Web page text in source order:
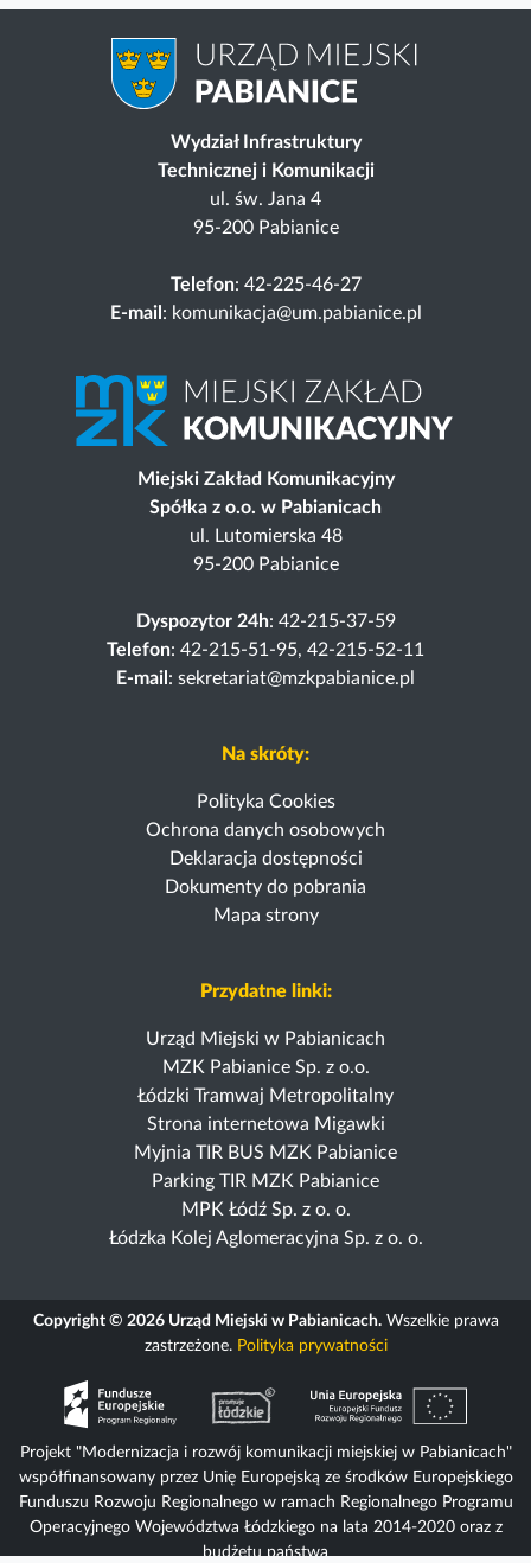
Wydział Infrastruktury
Technicznej i Komunikacji
ul. św. Jana 4
95-200 Pabianice
Telefon: 42-225-46-27
E-mail : komunikacja@um.pabianice.pl
Miejski Zakład Komunikacyjny
Spółka z o.o. w Pabianicach
ul. Lutomierska 48
95-200 Pabianice
Dyspozytor 24h: 42-215-37-59
Telefon: 42-215-51-95, 42-215-52-11
E-mail : sekretariat@mzkpabianice.pl
Na skróty:
Polityka Cookies
Ochrona danych osobowych
Deklaracja dostępności
Dokumenty do pobrania
Mapa strony
Przydatne linki:
Urząd Miejski w Pabianicach
MZK Pabianice Sp. z o.o.
Łódzki Tramwaj Metropolitalny
Strona internetowa Migawki
Myjnia TIR BUS MZK Pabianice
Parking TIR MZK Pabianice
MPK Łódź Sp. z o. o.
Łódzka Kolej Aglomeracyjna Sp. z o. o.
Copyright © 2026 Urząd Miejski w Pabianicach.Wszelkie prawa
zastrzeżone. Polityka prywatności
Projekt "Modernizacja i rozwój komunikacji miejskiej w Pabianicach"
współfinansowany przez Unię Europejską ze środków Europejskiego
Funduszu Rozwoju Regionalnego w ramach Regionalnego Programu
Operacyjnego Województwa Łódzkiego na lata 2014-2020 oraz z
budżetu państwa